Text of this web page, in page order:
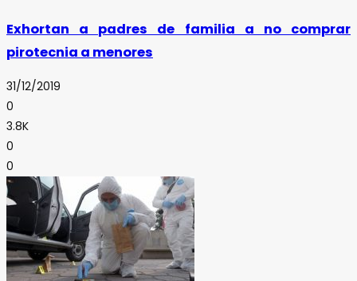
Exhortan a padres de familia a no comprar
pirotecnia a menores
31/12/2019
0
3.8K
0
0